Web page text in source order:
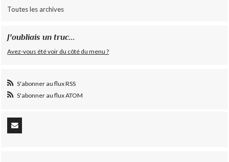
Toutes les archives
J'oubliais un truc...
Avez-vous été voir du côté du menu ?
S'abonner au flux RSS
S'abonner au flux ATOM